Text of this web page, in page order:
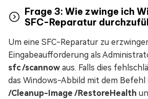
Frage 3: Wie zwinge ich
SFC-Reparatur
Um eine SFC-Reparatur zu
Eingabeaufforderung als
sfc /scannow aus. Falls dies
das Windows-Abbild mit dem Befehl
/Cleanup-Image /RestoreHealth